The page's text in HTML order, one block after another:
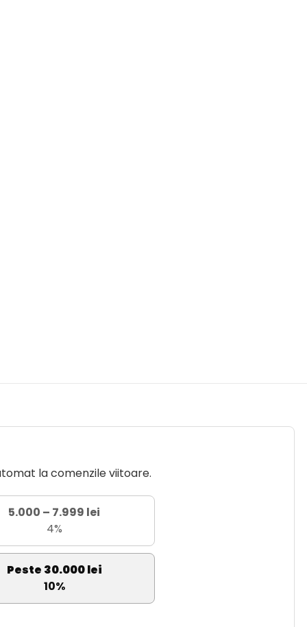
la comenzile viitoare.
5.000 – 7.999 lei
4%
Peste 30.000 lei
10%